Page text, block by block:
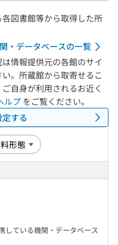
図書館等から取得した所
・データベースの一覧
情報提供元の各館のサイ
。所蔵館から取寄せるこ
自身が利用されるお近く
ルプをご覧ください。
する
している機関・データベース